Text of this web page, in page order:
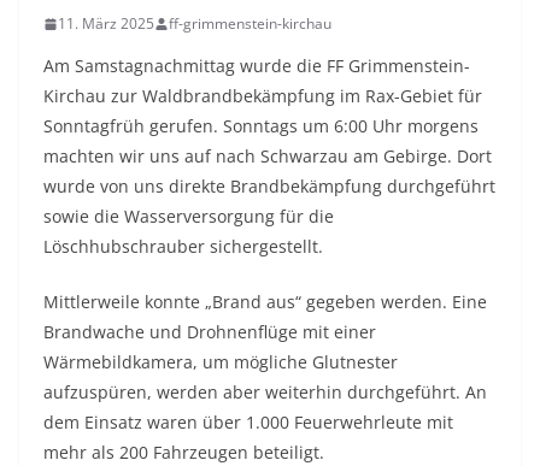
11. März 2025 ff-grimmenstein-kirchau
Am Samstagnachmittag wurde die FF Grimmenstein-
Kirchau zur Waldbrandbekämpfung im Rax-Gebiet für
Sonntagfrüh gerufen. Sonntags um 6:00 Uhr morgens
machten wir uns auf nach Schwarzau am Gebirge. Dort
wurde von uns direkte Brandbekämpfung durchgeführt
sowie die Wasserversorgung für die
Löschhubschrauber sichergestellt.
Mittlerweile konnte „Brand aus“ gegeben werden. Eine
Brandwache und Drohnenflüge mit einer
Wärmebildkamera, um mögliche Glutnester
aufzuspüren, werden aber weiterhin durchgeführt. An
dem Einsatz waren über 1.000 Feuerwehrleute mit
mehr als 200 Fahrzeugen beteiligt.